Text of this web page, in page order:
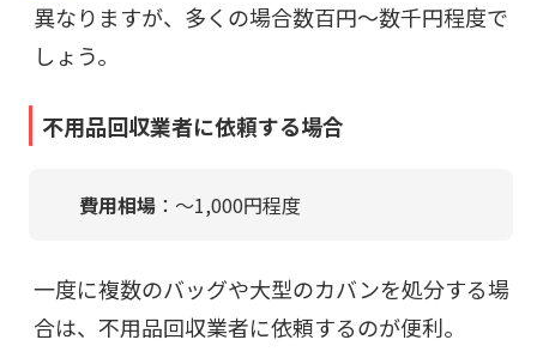
異なりますが、多くの場合数百円〜数千円程度で
しょう。
不用品回収業者に依頼する場合
費用相場 ： 〜1,000円程度
一度に複数のバッグや大型のカバンを処分する場
合は、不用品回収業者に依頼するのが便利。